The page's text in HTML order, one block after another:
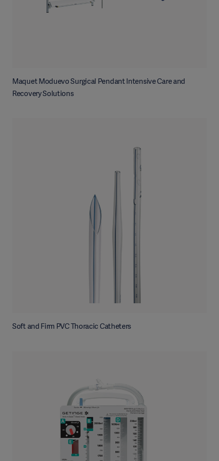
Maquet Moduevo Surgical Pendant Intensive Care and
Recovery Solutions
Soft and Firm PVC Thoracic Catheters